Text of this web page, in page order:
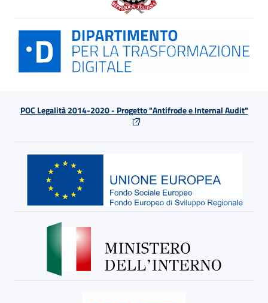
POC Legalità 2014-2020 - Progetto "Antifrode e Internal Audit"